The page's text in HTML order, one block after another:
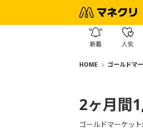
新着 人気
HOME ゴールドマ
2ヶ月間
ゴールドマーケッ